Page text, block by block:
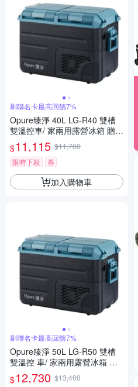
刷聯名卡最高回饋7%
Opure臻淨 40L LG-R40 雙槽
雙溫控車/ 家兩用露營冰箱 贈變
壓器
$11,115 $11,700
限時下殺
券
加入購物車
刷聯名卡最高回饋7%
Opure臻淨 50L LG-R50 雙槽
雙溫控 車/ 家兩用露營冰箱 贈
變壓器
$12,730 $13,400